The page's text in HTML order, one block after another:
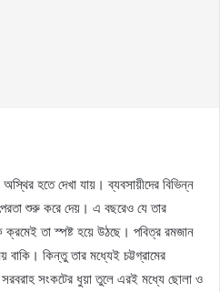
হতে দেখা যায়। ব্যবসায়ীদের বিভিন্ন
শুরু করে দেয়। এ বছরেও যে তার
তা স্পষ্ট হয়ে উঠছে। পবিত্র রমজান
কিন্তু তার মধ্যেই চট্টগ্রামের
সরবরাহ সংকটের ধুয়া তুলে এরই মধ্যে ছোলা ও